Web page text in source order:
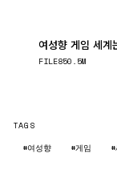
FILE850.5M
TAGS
#여성향
#게임